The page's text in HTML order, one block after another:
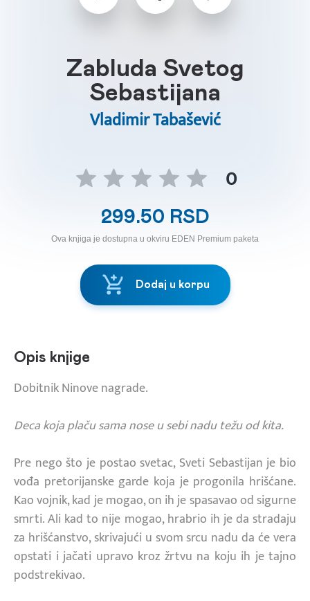
Zabluda Svetog
Sebastijana
Vladimir Tabašević
0
299.50 RSD
Ova knjiga je dostupna u okviru EDEN Premium paketa
Dodaj u korpu
Opis knjige
Dobitnik Ninove nagrade.
Deca koja plaču sama nose u sebi nadu težu od kita.
Pre nego što je postao svetac, Sveti Sebastijan je bio
vođa pretorijanske garde koja je progonila hrišćane.
Kao vojnik, kad je mogao, on ih je spasavao od sigurne
smrti. Ali kad to nije mogao, hrabrio ih je da stradaju
za hrišćanstvo, skrivajući u svom srcu nadu da će vera
opstati i jačati upravo kroz žrtvu na koju ih je tajno
podstrekivao.